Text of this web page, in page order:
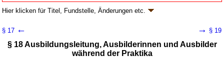
Hier klicken fürTitel, Fundstelle, Änderungen etc.
Ausbildung und Prüfung für den gehobenen
Auswärtigen Dienst (LAP-gehDAAVk.a.Abk.)
§ 17 ← → § 19
§ 18 Ausbildungsleitung, Ausbilderinnen und Ausbilder
während der Praktika